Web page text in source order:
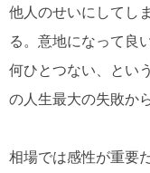
他人のせいにしてし
る。意地になって良
何ひとつない、とい
の人生最大の失敗か
相場では感性が重要